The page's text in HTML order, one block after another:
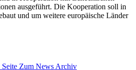
ausgeführt. Die Kooperation soll in
und um weitere europäische Länder
Zum News Archiv